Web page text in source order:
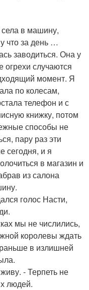
села в машину,
что за день …
заводиться. Она у
огрехи случаются
момент. Я
по колесам,
телефон и с
книжку, потом
способы не
пару раз эти
сегодня, и я
в магазин и
из салона
голос Насти,
мы не числились,
королевы ждать
в излишней
- Терпеть не
людей.